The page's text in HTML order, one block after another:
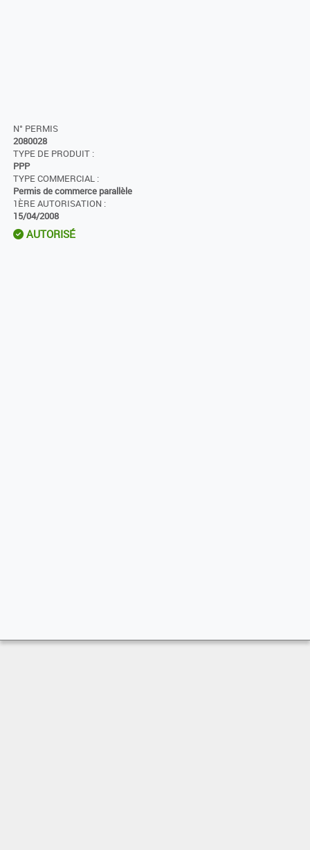
N° PERMIS
2080028
TYPE DE PRODUIT :
PPP
TYPE COMMERCIAL :
Permis de commerce parallèle
1ÈRE AUTORISATION :
15/04/2008
AUTORISÉ